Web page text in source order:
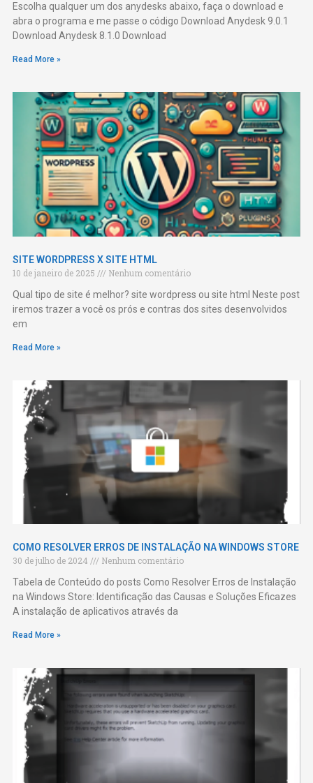
Escolha qualquer um dos anydesks abaixo, faça o download e
abra o programa e me passe o código Download Anydesk 9.0.1
Download Anydesk 8.1.0 Download
Read More »
SITE WORDPRESS X SITE HTML
10 de janeiro de 2025
Nenhum comentário
Qual tipo de site é melhor? site wordpress ou site html Neste post
iremos trazer a você os prós e contras dos sites desenvolvidos
em
Read More »
COMO RESOLVER ERROS DE INSTALAÇÃO NA WINDOWS STORE
30 de julho de 2024
Nenhum comentário
Tabela de Conteúdo do posts Como Resolver Erros de Instalação
na Windows Store: Identificação das Causas e Soluções Eficazes
A instalação de aplicativos através da
Read More »